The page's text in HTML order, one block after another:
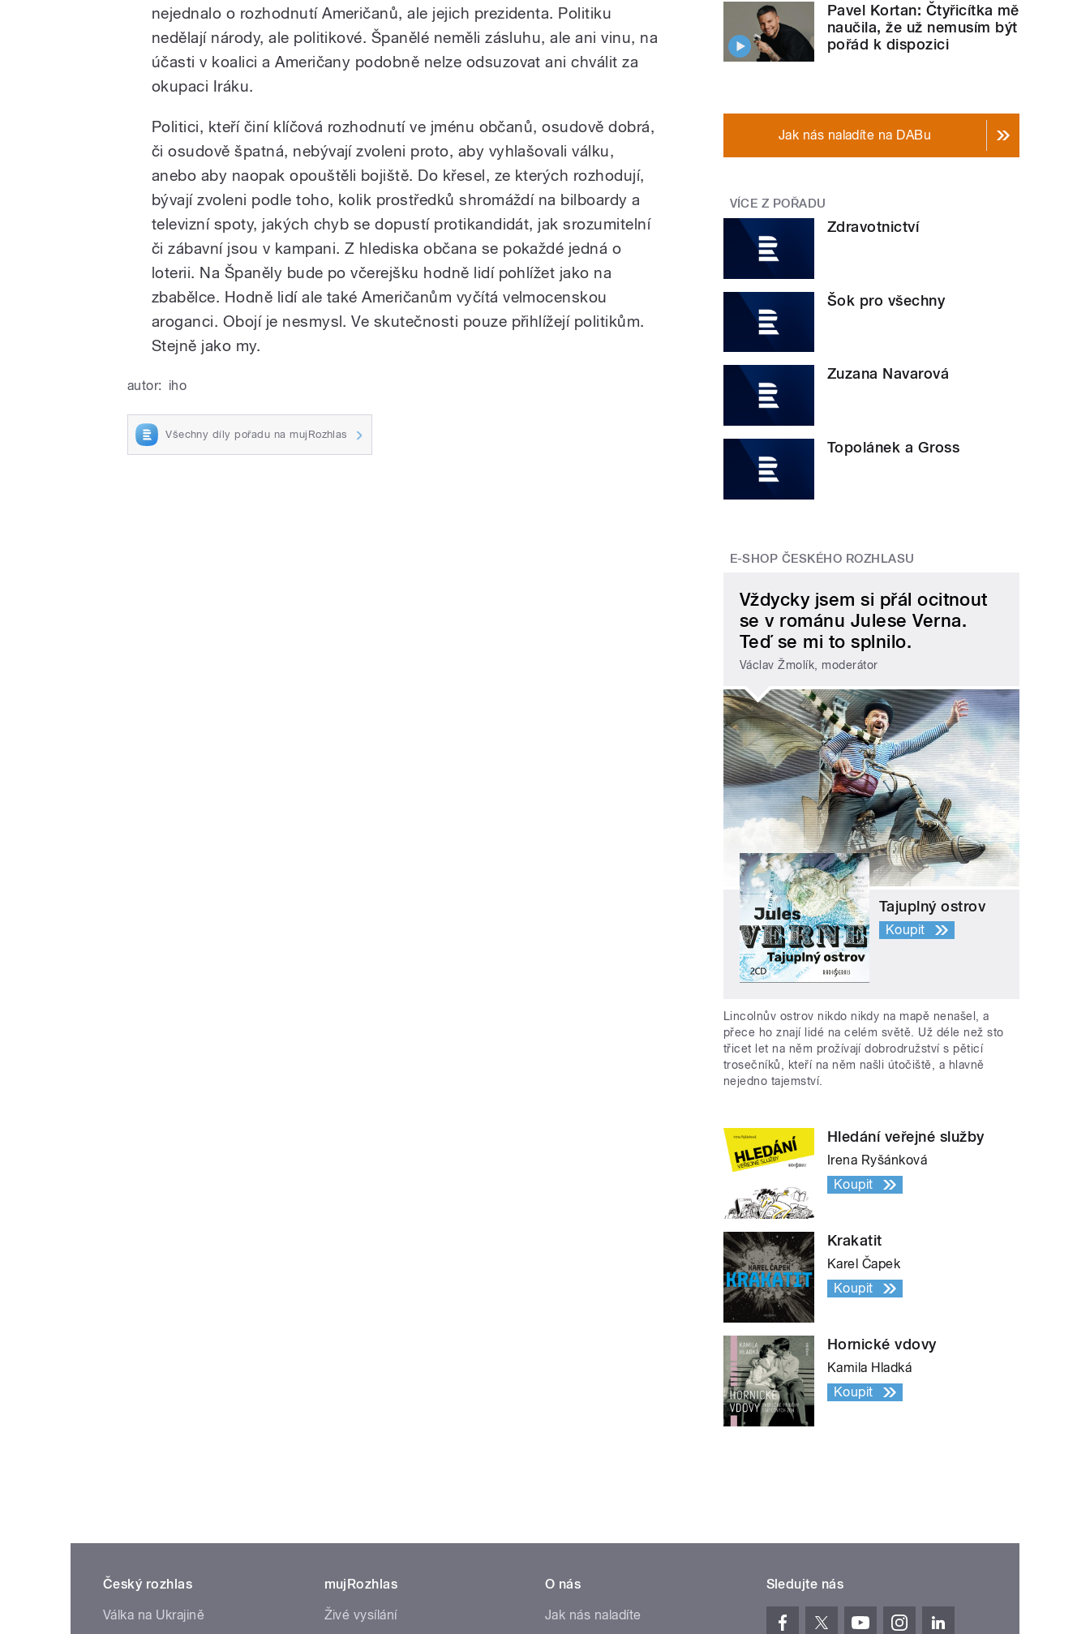
nejednalo o rozhodnutí Američanů, ale jejich prezidenta. Politiku
nedělají národy, ale politikové. Španělé neměli zásluhu, ale ani vinu, na
účasti v koalici a Američany podobně nelze odsuzovat ani chválit za
okupaci Iráku.
Politici, kteří činí klíčová rozhodnutí ve jménu občanů, osudově dobrá,
či osudově špatná, nebývají zvoleni proto, aby vyhlašovali válku,
anebo aby naopak opouštěli bojiště. Do křesel, ze kterých rozhodují,
bývají zvoleni podle toho, kolik prostředků shromáždí na bilboardy a
televizní spoty, jakých chyb se dopustí protikandidát, jak srozumitelní
či zábavní jsou v kampani. Z hlediska občana se pokaždé jedná o
loterii. Na Španěly bude po včerejšku hodně lidí pohlížet jako na
zbabělce. Hodně lidí ale také Američanům vyčítá velmocenskou
aroganci. Obojí je nesmysl. Ve skutečnosti pouze přihlížejí politikům.
Stejně jako my.
autor: iho
Všechny díly pořadu na mujRozhlas
Pavel Kortan: Čtyřicítka mě
naučila, že už nemusím být
pořád k dispozici
Jak nás naladíte na DABu
VÍCE Z POŘADU
Zdravotnictví
Šok pro všechny
Zuzana Navarová
Topolánek a Gross
E-SHOP ČESKÉHO ROZHLASU
Vždycky jsem si přál ocitnout
se v románu Julese Verna.
Teď se mi to splnilo.
Václav Žmolík, moderátor
Tajuplný ostrov
Koupit
Lincolnův ostrov nikdo nikdy na mapě nenašel, a
přece ho znají lidé na celém světě. Už déle než sto
třicet let na něm prožívají dobrodružství s pěticí
trosečníků, kteří na něm našli útočiště, a hlavně
nejedno tajemství.
Hledání veřejné služby
Irena Ryšánková
Koupit
Krakatit
Karel Čapek
Koupit
Hornické vdovy
Kamila Hladká
Koupit
Český rozhlas
Válka na Ukrajině
mujRozhlas
Živé vysílání
O nás
Jak nás naladíte
Sledujte nás